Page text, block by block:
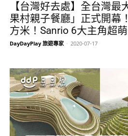
【台灣好去處】全台灣最
果村親子餐廳」正式開幕
方米！Sanrio 6大主角超萌
DayDayPlay 旅遊專家 - 2020-07-17